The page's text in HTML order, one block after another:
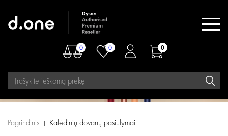
0 0 0
Pagrindinis Kalėdinių dovanų pasiūlymai